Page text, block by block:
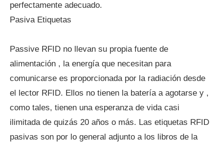
perfectamente adecuado.
Pasiva Etiquetas
Passive RFID no llevan su propia fuente de
alimentación , la energía que necesitan para
comunicarse es proporcionada por la radiación desde
el lector RFID. Ellos no tienen la batería a agotarse y ,
como tales, tienen una esperanza de vida casi
ilimitada de quizás 20 años o más. Las etiquetas RFID
pasivas son por lo general adjunto a los libros de la